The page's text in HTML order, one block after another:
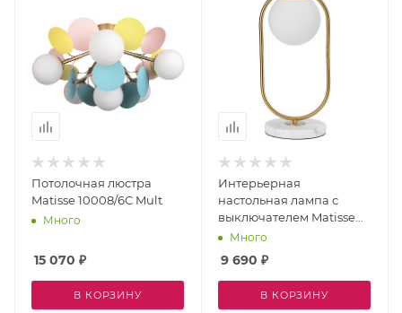
Потолочная люстра
Matisse 10008/6C Mult
Много
15 070 ₽
В КОРЗИНУ
Интерьерная
настольная лампа с
выключателем Matisse
A7745LT-1AB
Много
9 690 ₽
В КОРЗИНУ